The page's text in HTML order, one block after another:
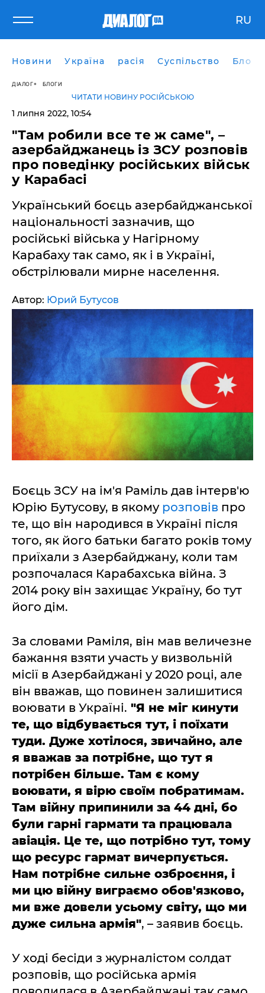
RU
Новини Україна расія Суспільство Блоги
ДІАЛОГ БЛОГИ
ЧИТАТИ НОВИНУ РОСІЙСЬКОЮ
1 липня 2022, 10:54
"Там робили все те ж саме", –
азербайджанець із ЗСУ розповів
про поведінку російських військ
у Карабасі
Український боєць азербайджанської
національності зазначив, що
російські війська у Нагірному
Карабаху так само, як і в Україні,
обстрілювали мирне населення.
Автор: Юрий Бутусов
Боєць ЗСУ на ім'я Раміль дав інтерв'ю
Юрію Бутусову, в якому розповів про
те, що він народився в Україні після
того, як його батьки багато років тому
приїхали з Азербайджану, коли там
розпочалася Карабахська війна. З
2014 року він захищає Україну, бо тут
його дім.
За словами Раміля, він мав величезне
бажання взяти участь у визвольній
місії в Азербайджані у 2020 році, але
він вважав, що повинен залишитися
воювати в Україні. "Я не міг кинути
те, що відбувається тут, і поїхати
туди. Дуже хотілося, звичайно, але
я вважав за потрібне, що тут я
потрібен більше. Там є кому
воювати, я вірю своїм побратимам.
Там війну припинили за 44 дні, бо
були гарні гармати та працювала
авіація. Це те, що потрібно тут, тому
що ресурс гармат вичерпується.
Нам потрібне сильне озброєння, і
ми цю війну виграємо обов'язково,
ми вже довели усьому світу, що ми
дуже сильна армія", – заявив боєць.
У ході бесіди з журналістом солдат
розповів, що російська армія